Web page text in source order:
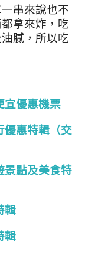
串來說也不
拿來炸，吃
膩，所以吃
宜優惠機票
優惠特輯（交
景點及美食特
輯
輯